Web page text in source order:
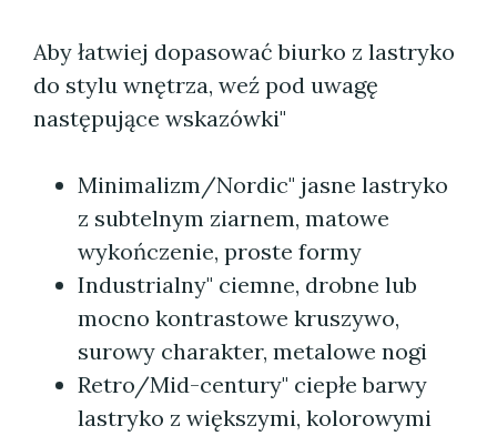
Aby łatwiej dopasować biurko z lastryko
do stylu wnętrza, weź pod uwagę
następujące wskazówki"
Minimalizm/Nordic" jasne lastryko
z subtelnym ziarnem, matowe
wykończenie, proste formy
Industrialny" ciemne, drobne lub
mocno kontrastowe kruszywo,
surowy charakter, metalowe nogi
Retro/Mid-century" ciepłe barwy
lastryko z większymi, kolorowymi